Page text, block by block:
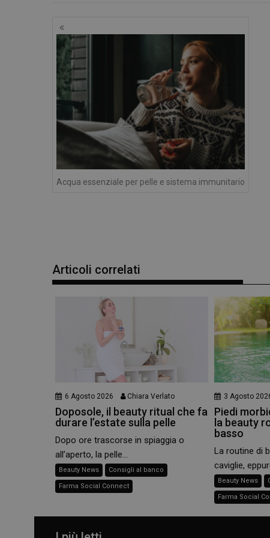
Navigazione
articoli
Acqua essenziale per pelle e sistema immunitario
Articoli correlati
6 Agosto 2026 Chiara Verlato
Doposole, il beauty ritual che fa
durare l’estate sulla pelle
Dopo ore trascorse in spiaggia o
all’aperto, la pelle...
Beauty News Consigli al banco
Farma Social Connect
3 Agosto
Piedi
la beauty
basso
La routine di
caviglie,
Beauty News
Farma Social
I cookie necessari
e l'accesso alle aree
NOME
PHPSESSID
_ga